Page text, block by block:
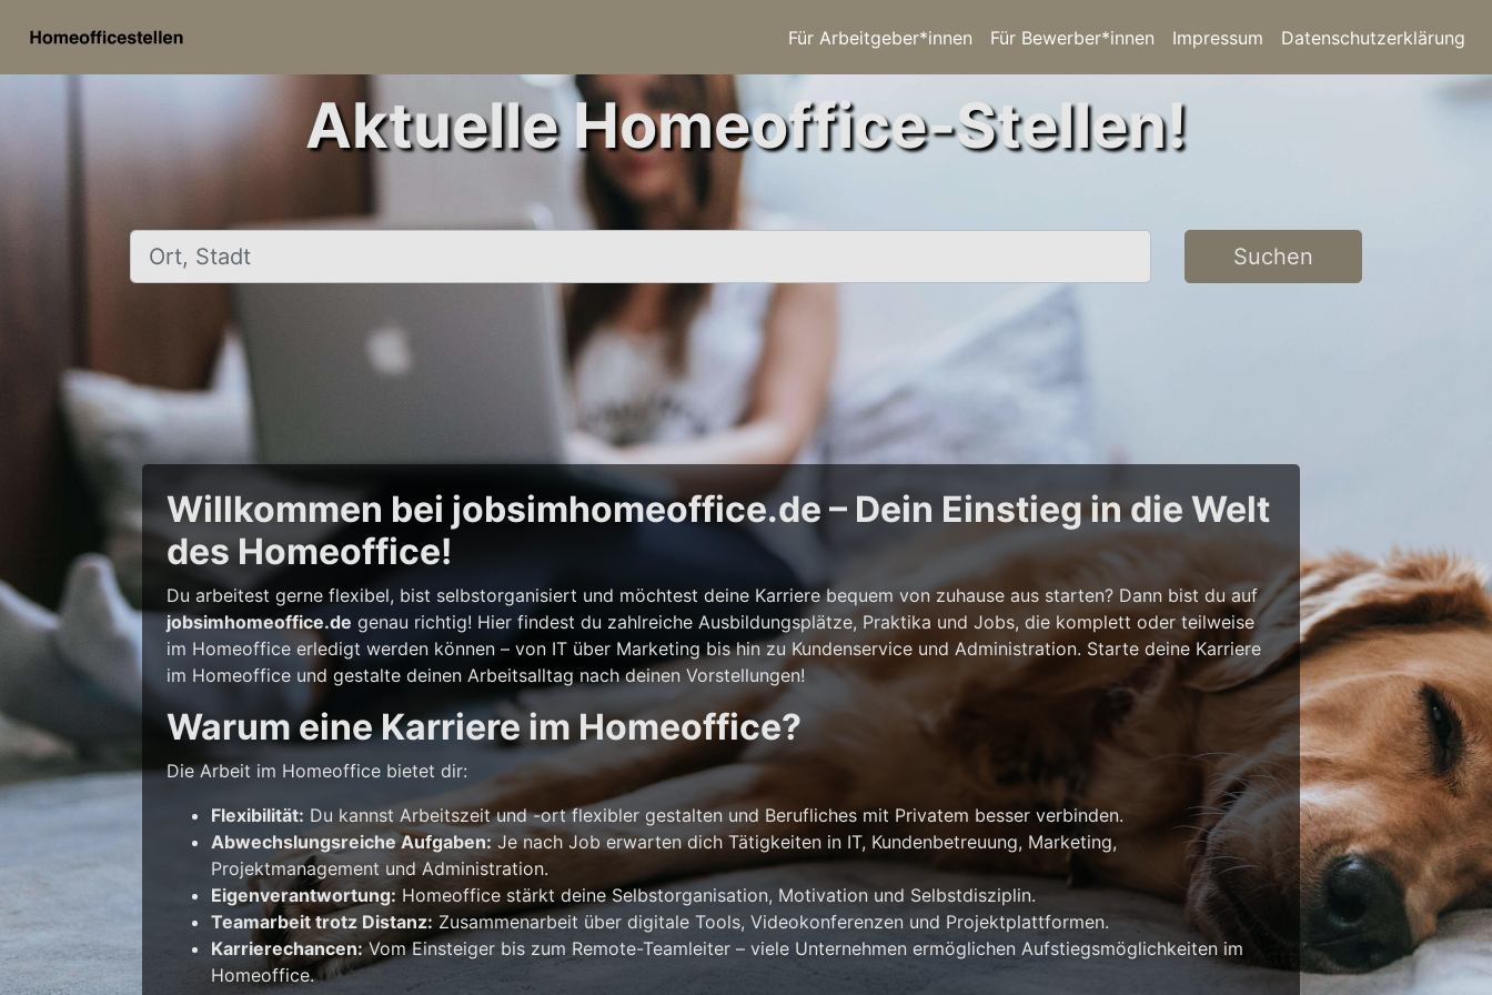
Für Arbeitgeber*innen Für Bewerber*innen Impressum Datenschutzerklärung
Aktuelle Homeoffice-Stellen!
Ort, Stadt Suchen
Willkommen bei jobsimhomeoffice.de – Dein Einstieg in die Welt
des Homeoffice!
Du arbeitest gerne flexibel, bist selbstorganisiert und möchtest deine Karriere bequem von zuhause aus starten? Dann bist du auf
jobsimhomeoffice.de genau richtig! Hier findest du zahlreiche Ausbildungsplätze, Praktika und Jobs, die komplett oder teilweise
im Homeoffice erledigt werden können – von IT über Marketing bis hin zu Kundenservice und Administration. Starte deine Karriere
im Homeoffice und gestalte deinen Arbeitsalltag nach deinen Vorstellungen!
Warum eine Karriere im Homeoffice?
Die Arbeit im Homeoffice bietet dir:
Flexibilität: Du kannst Arbeitszeit und -ort flexibler gestalten und Berufliches mit Privatem besser verbinden.
Abwechslungsreiche Aufgaben:Je nach Job erwarten dich Tätigkeiten in IT, Kundenbetreuung, Marketing,
Projektmanagement und Administration.
Eigenverantwortung:Homeoffice stärkt deine Selbstorganisation, Motivation und Selbstdisziplin.
Teamarbeit trotz Distanz: Zusammenarbeit über digitale Tools, Videokonferenzen und Projektplattformen.
Karrierechancen:Vom Einsteiger bis zum Remote-Teamleiter – viele Unternehmen ermöglichen Aufstiegsmöglichkeiten im
Homeoffice.